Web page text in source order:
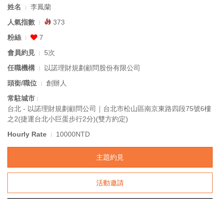
姓名
李鳳蘭
人氣指數
373
粉絲
7
會員約見
5次
任職機構
以諾理財規劃顧問股份有限公司
頭銜/職位
創辦人
常駐城市
台北 - 以諾理財規劃顧問公司｜台北市松山區南京東路四段75號6樓
之2(捷運台北小巨蛋步行2分)(雙方約定)
Hourly Rate
10000NTD
主題約見
活動邀請